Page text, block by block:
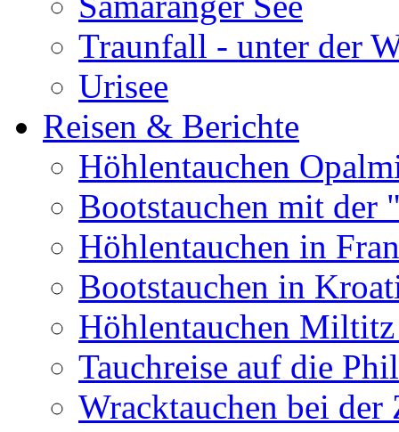
Traunfall - unter der
Urisee
Reisen & Berichte
Höhlentauchen
Bootstauchen mit
Höhlentauchen in
Bootstauchen in
Höhlentauchen
Tauchreise auf die
Wracktauchen bei der